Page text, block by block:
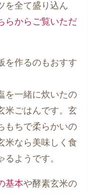
を全て盛り込ん
らからご覧いただ
を作るのもおすす
を一緒に炊いたの
米ごはんです。玄
もちで柔らかいの
米なら美味しく食
ようです。
基本や酵素玄米の